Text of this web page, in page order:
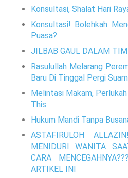
Konsultasi, Shalat Hari
Konsultasi! Bolehkah
Puasa?
JILBAB GAUL DALAM
Rasulullah Melarang
Baru Di Tinggal Pergi
Melintasi Makam,
This
Hukum Mandi Tanpa
ASTAFIRULOH
MENIDURI WANITA
CARA
ARTIKEL INI